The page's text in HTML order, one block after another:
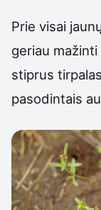
Prie visai
geriau
stiprus
pasodintais